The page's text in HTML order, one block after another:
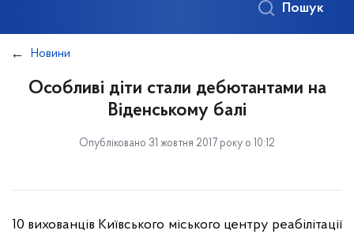
Пошук
Новини
Особливі діти стали дебютантами на
Віденському балі
Опубліковано 31 жовтня 2017 року о 10:12
10 вихованців Київського міського центру реабілітації